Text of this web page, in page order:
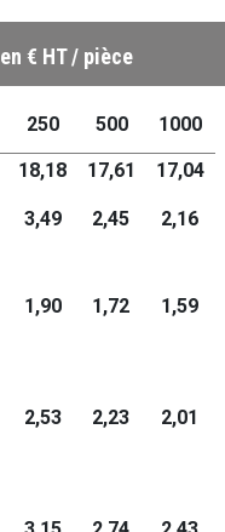
en € HT / pièce
250 500 1000
18,18 17,61
17,04
3,49 2,45 2,16
1,90 1,72 1,59
2,53 2,23 2,01